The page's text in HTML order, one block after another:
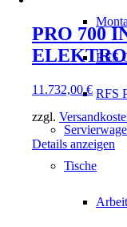
RFS
RFS
Tische
PRO 700
11.732,00€
zzgl.
Details anzeigen